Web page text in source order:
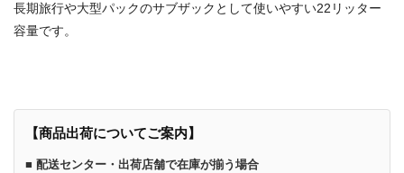
長期旅行や大型パックのサブザックとして使いやすい22リッター
容量です。
【商品出荷についてご案内】
■ 配送センター・出荷店舗で在庫が揃う場合